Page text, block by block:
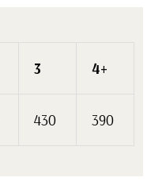
3 4+
430 390